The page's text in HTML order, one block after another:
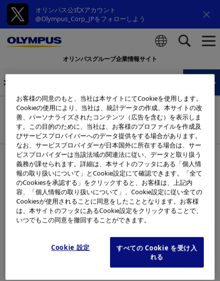
オリンパス公式Xアカウント
@Olympus_Corp_JPをフォローしよう
オリンパスグループ企業情報サイト
オリンパスミュージアム 一時休館
のお知らせ
2023年11月24日
オリンパスミュージアムが所在する「技術開発センター石
川」の改修工事に伴い、2023年12月29日(金)から当面の
間、休館とさせていただきます。
再開時期については2024年6月上旬を目途に改めてホーム
ご迷惑をおかけいたしますが、ご理解とご協力のほどよろ
お客様の同意のもと、当社は本サイトにてCookieを使用します。
Cookieの使用により、当社は、統計データの作成、本サイトの改
善、パーソナライズされたコンテンツ（広告を含む）を表示しま
す。この目的のために、当社は、お客様のプロファイルを作成及
びサービスプロバイバーへのデータ提供をする場合があります。
なお、サービスプロバイダーが日本国外に所在する場合は、サー
ビスプロバイダーは当該法域の関連法に従い、データと取り扱う
義務が課せられます。詳細は、本サイトのフッタにある「個人情
報の取り扱いについて」とCookie設定にて確認できます。「全て
のCookiesを承認する」をクリックすると、お客様は、上記内
容、「個人情報の取り扱いについて」、Cookie設定に従い全ての
Cookiesが使用されることに同意をしたこととなります。お客様
は、本サイトのフッタにあるCookie設定をクリックすることで、
いつでもこの同意を撤回することができます。
Cookie 設定 すべての Cookie を受け入
れる